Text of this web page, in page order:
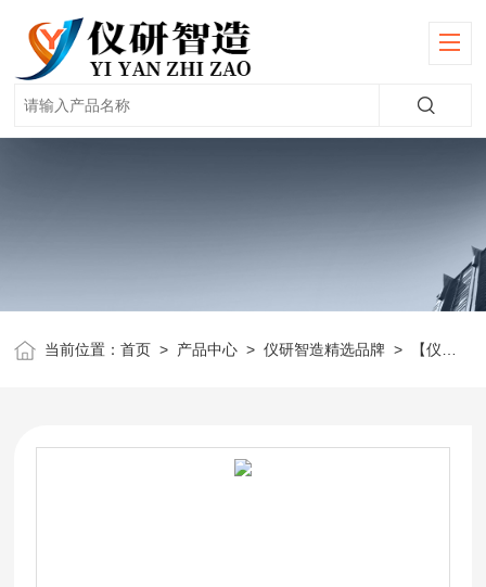
当前位置：首页 > 产品中心 >仪研智造精选品牌 > 【仪电物光】雾度计